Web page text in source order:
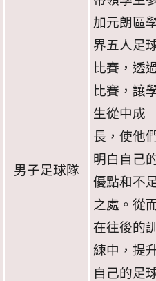
男子足球隊
加元朗區
界五人足
比賽，透
比賽，讓
生從中成
長，使他
明白自己
優點和不
之處。從
在往後的
練中，提
自己的足